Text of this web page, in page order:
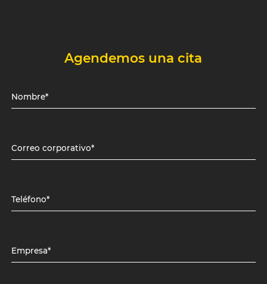
Agendemos una cita
Nombre*
Correo corporativo*
Teléfono*
Empresa*